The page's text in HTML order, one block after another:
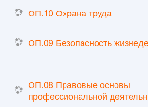
ОП.10 Охрана труда
ОП.09 Безопасность
ОП.08 Правовые основы
профессиональной